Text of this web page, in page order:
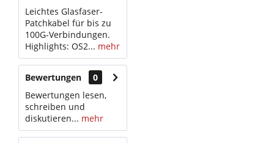
Leichtes Glasfaser-
Patchkabel für bis zu
100G-Verbindungen.
Highlights: OS2... mehr
Bewertungen
0
Bewertungen lesen,
schreiben und
diskutieren... mehr